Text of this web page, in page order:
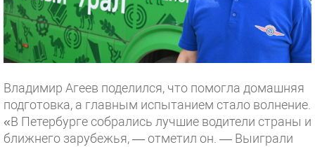
Владимир Агеев поделился, что помогла домашняя
подготовка, а главным испытанием стало волнение.
«В Петербурге собрались лучшие водители страны и
ближнего зарубежья, — отметил он. — Выиграли